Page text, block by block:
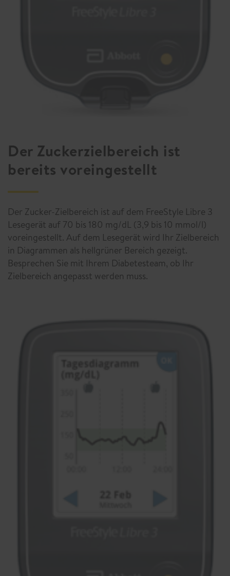
Der Zuckerzielbereich ist
bereits voreingestellt
Der Zucker-Zielbereich ist auf dem FreeStyle Libre 3
Lesegerät auf 70 bis 180 mg/dL (3,9 bis 10 mmol/l)
voreingestellt. Auf dem Lesegerät wird Ihr Zielbereich
in Diagrammen als hellgrüner Bereich gezeigt.
Besprechen Sie mit Ihrem Diabetesteam, ob Ihr
Zielbereich angepasst werden muss.